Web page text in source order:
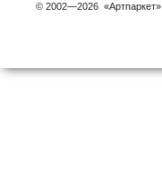
© 2002—2026 «Артпаркет»